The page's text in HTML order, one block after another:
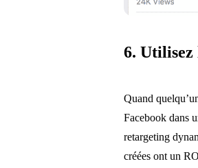
6. Utilisez
Quand
Facebook dans
retargeting
créées ont un